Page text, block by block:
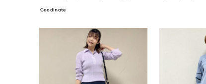
Coodinate